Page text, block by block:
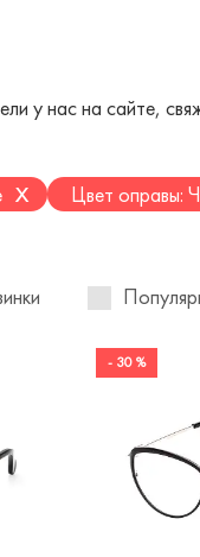
у нас на сайте,
x Цвет оправы:
- 30 %